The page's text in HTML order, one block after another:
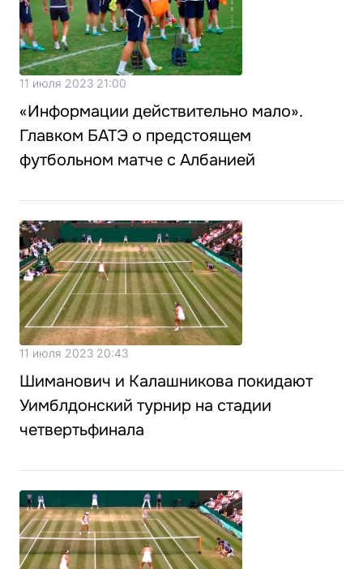
11 июля 2023 21:00
«Информации действительно мало».
Главком БАТЭ о предстоящем
футбольном матче с Албанией
11 июля 2023 20:43
Шиманович и Калашникова покидают
Уимблдонский турнир на стадии
четвертьфинала